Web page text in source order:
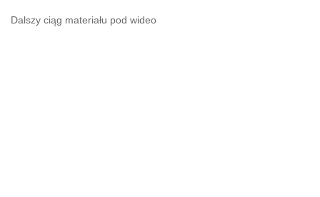
Dalszy ciąg materiału pod wideo